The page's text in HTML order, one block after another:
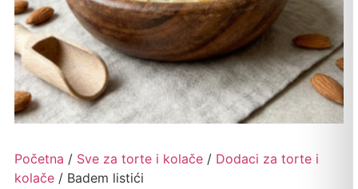
Početna / Sve za torte i kolače/ Dodaci za torte i
kolače/ Badem listići